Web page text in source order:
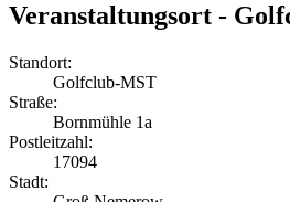
Veranstaltungsort -
Standort:
Golfclub-MST
Straße:
Bornmühle 1a
Postleitzahl:
17094
Stadt: